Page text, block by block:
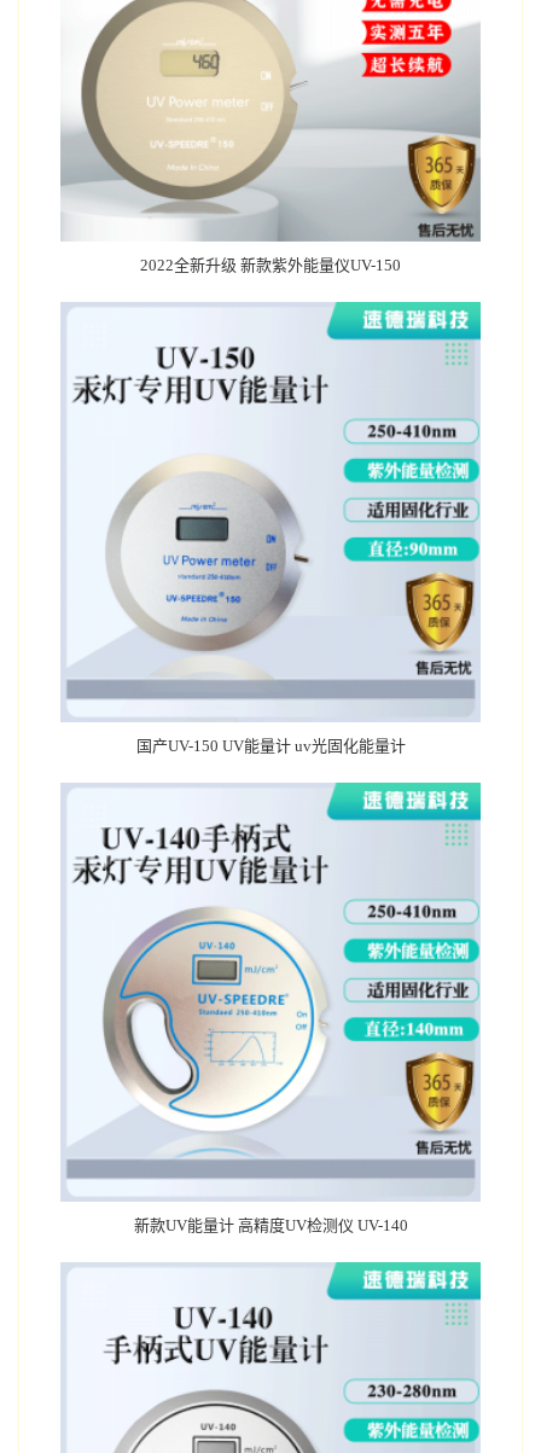
2022全新升级 新款紫外能量仪UV-150
国产UV-150 UV能量计 uv光固化能量计
新款UV能量计 高精度UV检测仪 UV-140